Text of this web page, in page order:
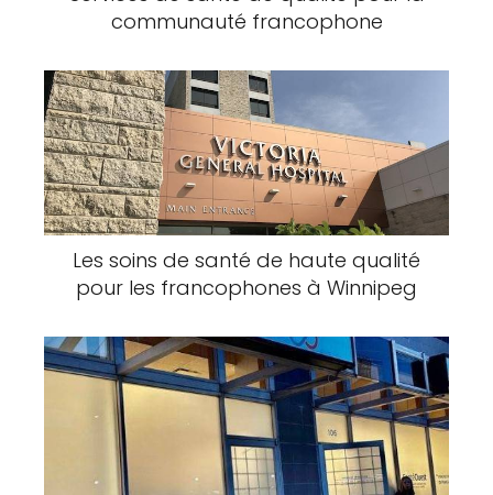
communauté francophone
Les soins de santé de haute qualité
pour les francophones à Winnipeg